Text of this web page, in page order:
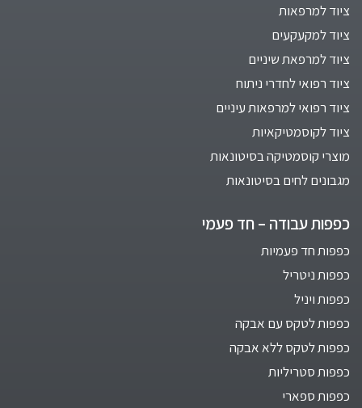
ציוד למרפאות
ציוד למקעקעים
ציוד למרפאת שיניים
ציוד רפואי לחדרי ניתוח
ציוד רפואי למרפאות עיניים
ציוד לקוסמטיקאיות
מוצרי קוסמטיקה בסיטונאות
מגבונים לחים בסיטונאות
כפפות עבודה – חד פעמי
כפפות חד פעמיות
כפפות ניטריל
כפפות ויניל
כפפות לטקס עם אבקה
כפפות לטקס ללא אבקה
כפפות סטריליות
כפפות ספארי